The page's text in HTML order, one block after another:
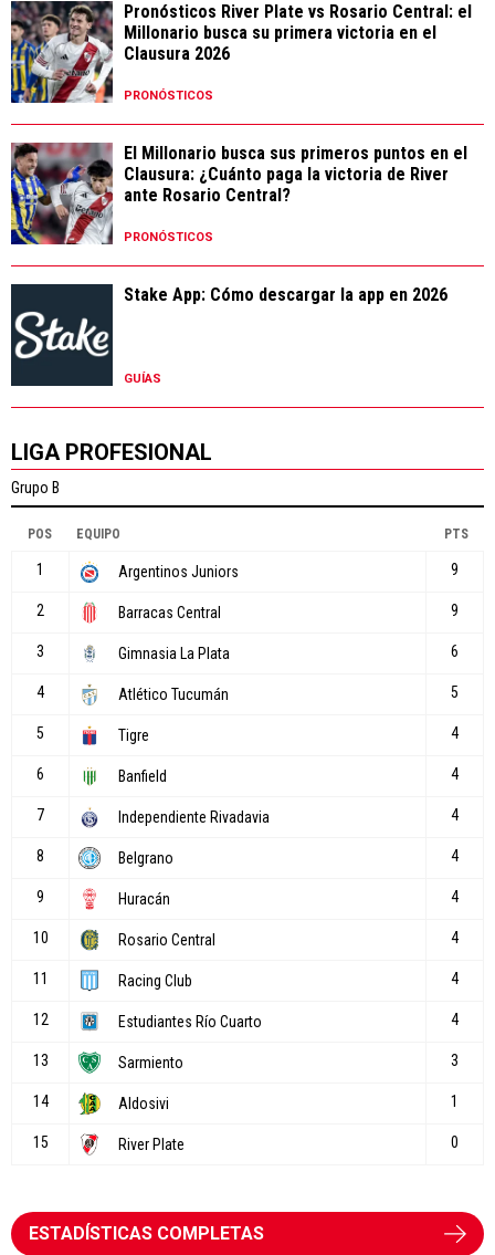
Pronósticos River Plate vs Rosario Central: el
Millonario busca su primera victoria en el
Clausura 2026
PRONÓSTICOS
El Millonario busca sus primeros puntos en el
Clausura: ¿Cuánto paga la victoria de River
ante Rosario Central?
PRONÓSTICOS
Stake App: Cómo descargar la app en 2026
GUÍAS
LIGA PROFESIONAL
ESTADÍSTICAS COMPLETAS